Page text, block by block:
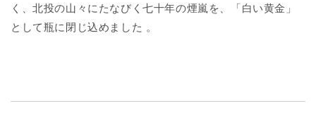
く、北投の山々にたなびく七十年の煙嵐を、「白い黄金」
として瓶に閉じ込めました 。